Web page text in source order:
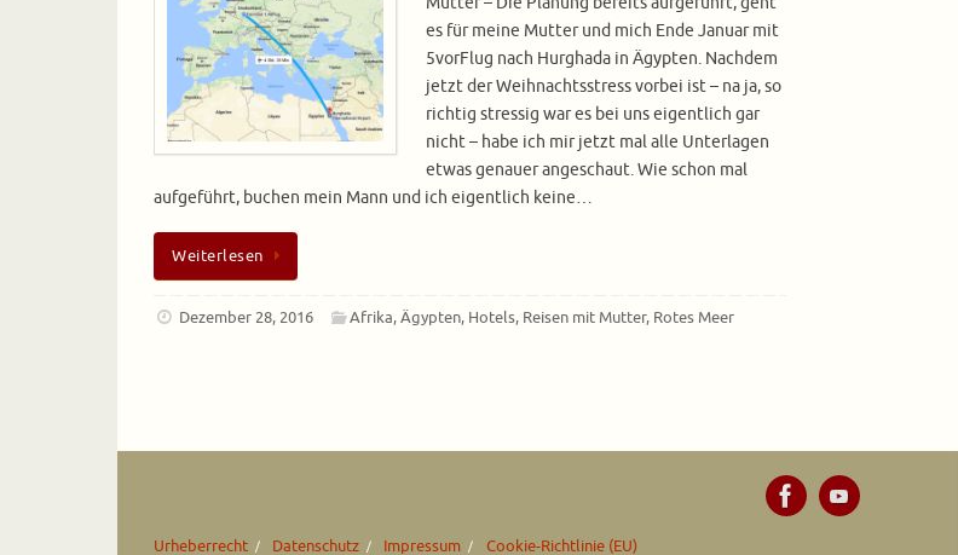
es für meine Mutter und mich Ende Januar mit
5vorFlug nach Hurghada in Ägypten. Nachdem
jetzt der Weihnachtsstress vorbei ist – na ja, so
richtig stressig war es bei uns eigentlich gar
nicht – habe ich mir jetzt mal alle Unterlagen
etwas genauer angeschaut. Wie schon mal
aufgeführt, buchen mein Mann und ich eigentlich keine…
Weiterlesen
Dezember 28, 2016 Afrika,Ägypten, Hotels, Reisen mit Mutter, Rotes Meer
Urheberrecht Datenschutz Impressum Cookie-Richtlinie (EU)